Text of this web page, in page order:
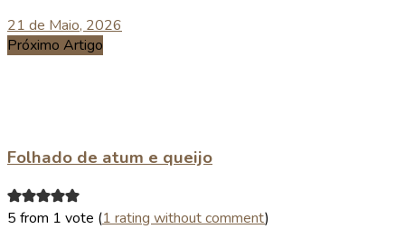
21 de Maio, 2026
Próximo Artigo
Folhado de atum e queijo
5 from 1 vote (1 rating without comment)